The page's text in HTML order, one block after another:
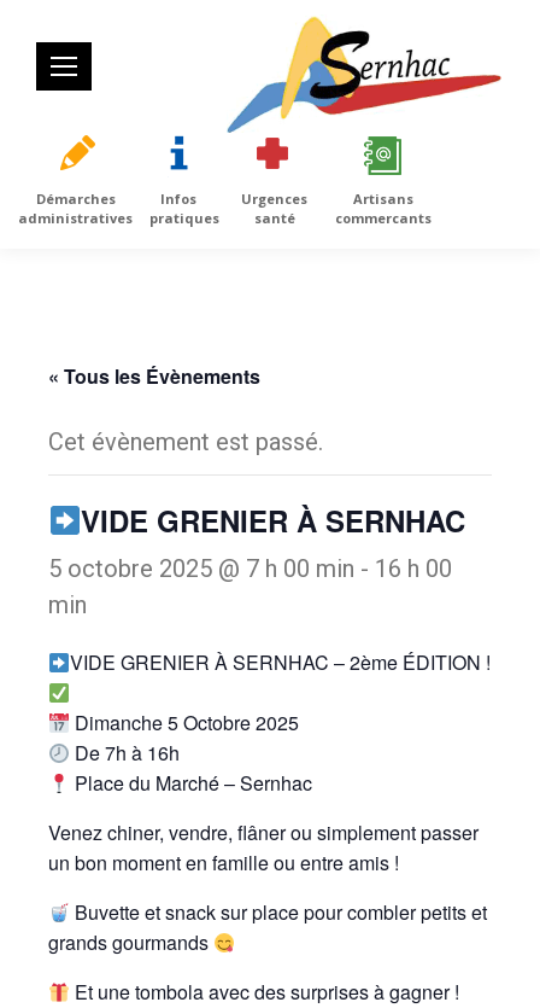
Démarches
administratives
Infos
pratiques
Urgences
santé
Artisans
commercants
« Tous les Évènements
Cet évènement est passé.
VIDE GRENIER À SERNHAC
5 octobre 2025 @ 7 h 00 min - 16 h 00
min
VIDE GRENIER À SERNHAC – 2ème ÉDITION !
Dimanche 5 Octobre 2025
De 7h à 16h
Place du Marché – Sernhac
Venez chiner, vendre, flâner ou simplement passer
un bon moment en famille ou entre amis !
Buvette et snack sur place pour combler petits et
grands gourmands
Et une tombola avec des surprises à gagner !